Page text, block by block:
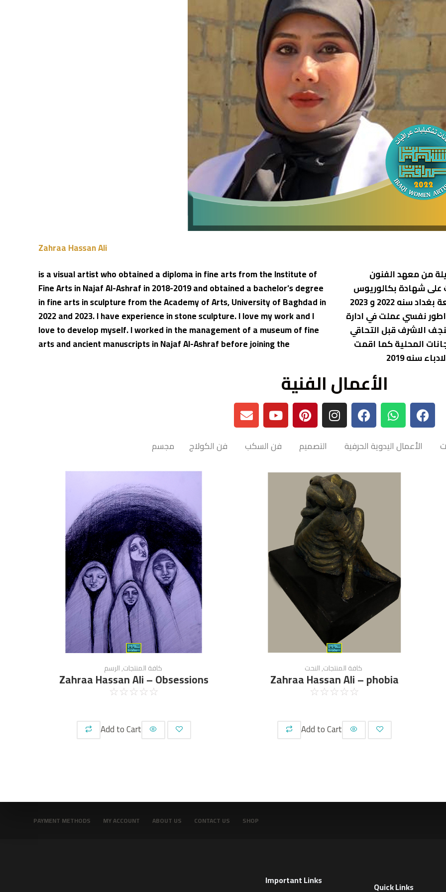
من معهد الفنون
الاشرف سنه 2018 2019 وحصلت على شهادة بكالوريوس
فنون جميلة بفرع النحت من اكاديمية الفنون جامعة بغداد سنه 2022 و 2023
نفسي عملت في ادارة
الاشرف قبل التحاقي
المحلية كما اقمت
سنه 2019
Zahraa Hassan Ali
is a visual artist who obtained a diploma in fine arts from the Institute of
Fine Arts in Najaf Al-Ashraf in 2018-2019 and obtained a bachelor’s degree
in fine arts in sculpture from the Academy of Arts, University of Baghdad in
2022 and 2023. I have experience in stone sculpture. I love my work and I
love to develop myself. I worked in the management of a museum of fine
arts and ancient manuscripts in Najaf Al-Ashraf before joining the
الأعمال الفنية
الأعمال اليدوية الحرفية التصميم فن السكب فن الكولاج مجسم
كافة المنتجات,الرسم
Zahraa Hassan Ali – Obsessions
☆
☆
☆
☆
☆
Add to Cart
كافة المنتجات,النحت
Zahraa Hassan Ali – phobia
☆
☆
☆
☆
☆
Add to Cart
SHOP
CONTACT US
ABOUT US
MY ACCOUNT
PAYMENT METHODS
Quick Links
Important Links